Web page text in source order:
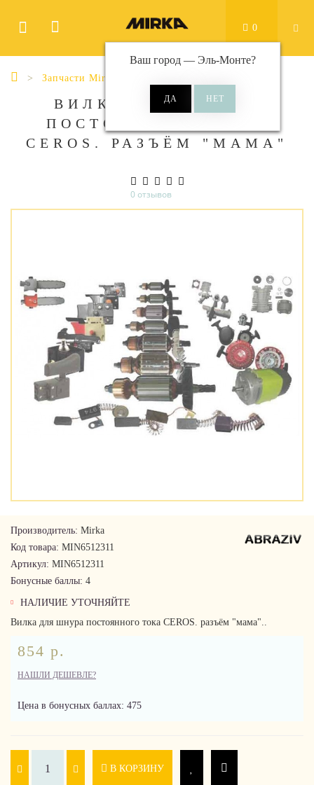
Ваш город — Эль-Монте?
0
Запчасти Mirka
ВИЛКА ДЛЯ ШНУРА
ПОСТОЯННОГО ТОКА
CEROS. РАЗЪЁМ "МАМА"
0 отзывов
Производитель: Mirka
Код товара: MIN6512311
Артикул: MIN6512311
Бонусные баллы: 4
НАЛИЧИЕ УТОЧНЯЙТЕ
Вилка для шнура постоянного тока CEROS. разъём "мама"..
854 р.
НАШЛИ ДЕШЕВЛЕ?
Цена в бонусных баллах: 475
В КОРЗИНУ